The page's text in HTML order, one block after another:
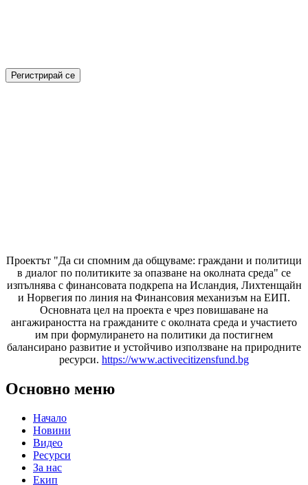
Проектът "Да си спомним да общуваме: граждани и политици
в диалог по политиките за опазване на околната среда" се
изпълнява с финансовата подкрепа на Исландия, Лихтенщайн
и Норвегия по линия на Финансовия механизъм на ЕИП.
Основната цел на проекта е чрез повишаване на
ангажираността на гражданите с околната среда и участието
им при формулирането на политики да постигнем
балансирано развитие и устойчиво използване на природните
ресурси. https://www.activecitizensfund.bg
Основно меню
Начало
Новини
Видео
Ресурси
За нас
Екип